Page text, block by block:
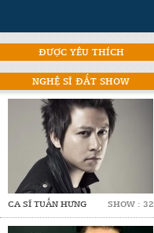
ĐƯỢC YÊU THÍCH
NGHỆ SĨ ĐẮT SHOW
CA SĨ TUẤN HƯNG SHOW : 32